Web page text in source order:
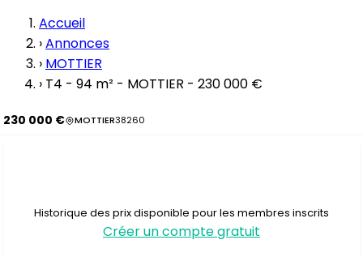
Accueil
›Annonces
› MOTTIER
› T4 - 94 m² - MOTTIER - 230 000 €
230 000 € MOTTIER38260
Historique des prix disponible pour les membres inscrits
Créer un compte gratuit